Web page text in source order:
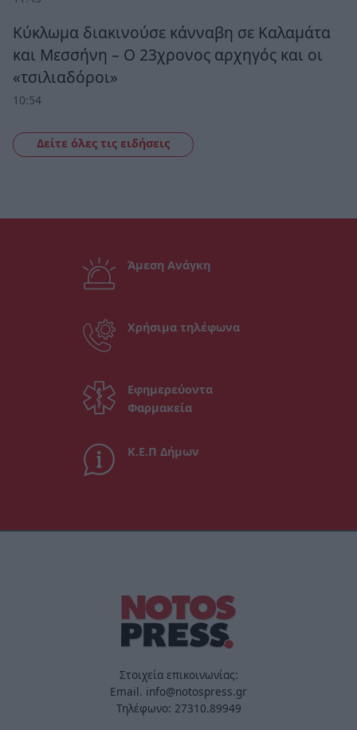
Κύκλωμα διακινούσε κάνναβη σε Καλαμάτα
και Μεσσήνη – Ο 23χρονος αρχηγός και οι
«τσιλιαδόροι»
10:54
Δείτε όλες τις ειδήσεις
Άμεση Ανάγκη
Χρήσιμα τηλέφωνα
Εφημερεύοντα
Φαρμακεία
Κ.Ε.Π Δήμων
Στοιχεία επικοινωνίας:
Email. info@notospress.gr
Τηλέφωνο: 27310.89949